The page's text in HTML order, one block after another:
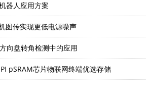
器人应用方案
图传实现更低电源噪声
向盘转角检测中的应用
pSRAM芯片物联网终端优选存储